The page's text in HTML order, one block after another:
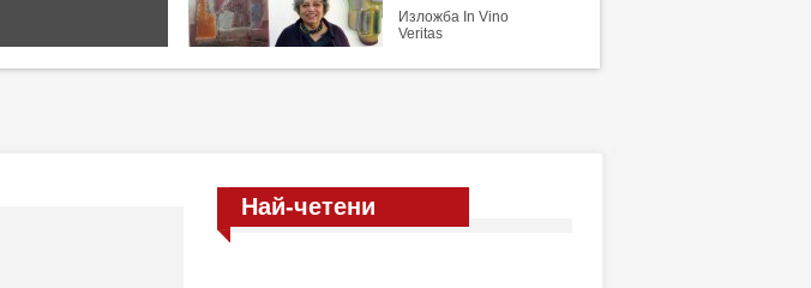
Изложба In Vino
Veritas
Най-четени